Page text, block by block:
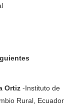
Ortiz -Instituto de
Rural, Ecuador